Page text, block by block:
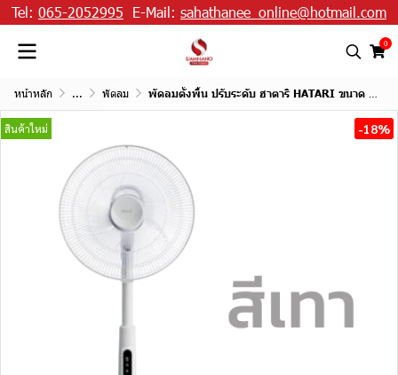
Tel: 065-2052995 E-Mail: sahathanee_online@hotmail.com
0
หน้าหลัก ... พัดลม พัดลมตั้งพื้น ปรับระดับ ฮาตาริ HATARI ขนาด 16" รุ่น S16R1 มีรีโมท
สินค้าใหม่ -18%